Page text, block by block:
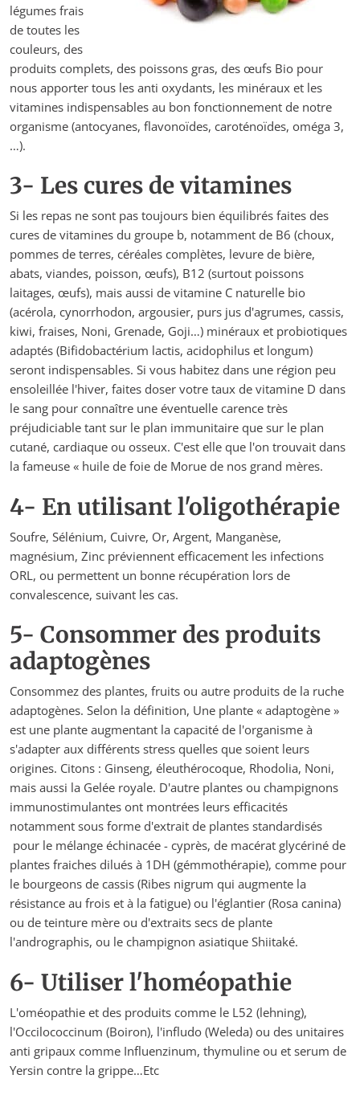
légumes frais
de toutes les
couleurs, des
produits complets, des poissons gras, des œufs Bio pour
nous apporter tous les anti oxydants, les minéraux et les
vitamines indispensables au bon fonctionnement de notre
organisme (antocyanes, flavonoïdes, caroténoïdes, oméga 3,
…).
3- Les cures de vitamines
Si les repas ne sont pas toujours bien équilibrés faites des
cures de vitamines du groupe b, notamment de B6 (choux,
pommes de terres, céréales complètes, levure de bière,
abats, viandes, poisson, œufs), B12 (surtout poissons
laitages, œufs), mais aussi de vitamine C naturelle bio
(acérola, cynorrhodon, argousier, purs jus d'agrumes, cassis,
kiwi, fraises, Noni, Grenade, Goji…) minéraux et probiotiques
adaptés (Bifidobactérium lactis, acidophilus et longum)
seront indispensables. Si vous habitez dans une région peu
ensoleillée l'hiver, faites doser votre taux de vitamine D dans
le sang pour connaître une éventuelle carence très
préjudiciable tant sur le plan immunitaire que sur le plan
cutané, cardiaque ou osseux. C'est elle que l'on trouvait dans
la fameuse « huile de foie de Morue de nos grand mères.
4- En utilisant l'oligothérapie
Soufre, Sélénium, Cuivre, Or, Argent, Manganèse,
magnésium, Zinc préviennent efficacement les infections
ORL, ou permettent un bonne récupération lors de
convalescence, suivant les cas.
5- Consommer des produits
adaptogènes
Consommez des plantes, fruits ou autre produits de la ruche
adaptogènes. Selon la définition, Une plante « adaptogène »
est une plante augmentant la capacité de l'organisme à
s'adapter aux différents stress quelles que soient leurs
origines. Citons : Ginseng, éleuthérocoque, Rhodolia, Noni,
mais aussi la Gelée royale. D'autre plantes ou champignons
immunostimulantes ont montrées leurs efficacités
notamment sous forme d'extrait de plantes standardisés
pour le mélange échinacée - cyprès, de macérat glycériné de
plantes fraiches dilués à 1DH (gémmothérapie), comme pour
le bourgeons de cassis (Ribes nigrum qui augmente la
résistance au frois et à la fatigue) ou l'églantier (Rosa canina)
ou de teinture mère ou d'extraits secs de plante
l'andrographis, ou le champignon asiatique Shiitaké.
6- Utiliser l'homéopathie
L'oméopathie et des produits comme le L52 (lehning),
l'Occilococcinum (Boiron), l'infludo (Weleda) ou des unitaires
anti gripaux comme Influenzinum, thymuline ou et serum de
Yersin contre la grippe…Etc